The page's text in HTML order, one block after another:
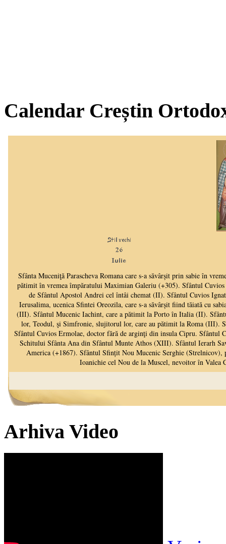
Calendar Creștin
Arhiva Video